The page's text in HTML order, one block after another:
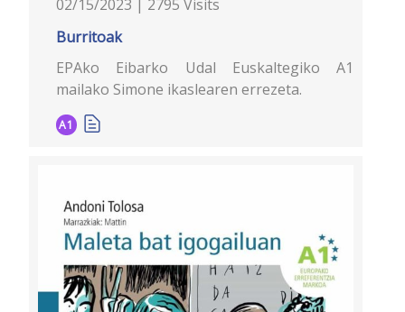
02/15/2023 | 2795 Visits
Burritoak
EPAko Eibarko Udal Euskaltegiko A1
mailako Simone ikaslearen errezeta.
A1